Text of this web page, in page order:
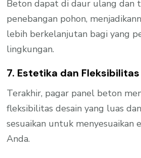
Beton dapat di daur ulang dan
penebangan pohon,
lebih berkelanjutan bagi yang
lingkungan.
7. Estetika dan
Terakhir, pagar panel beton
fleksibilitas desain yang luas
sesuaikan untuk
Anda.